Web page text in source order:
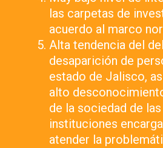
las carpetas de
acuerdo al marco
Alta tendencia del
desaparición de
estado de Jalisco,
alto
de la sociedad de las
instituciones
atender la